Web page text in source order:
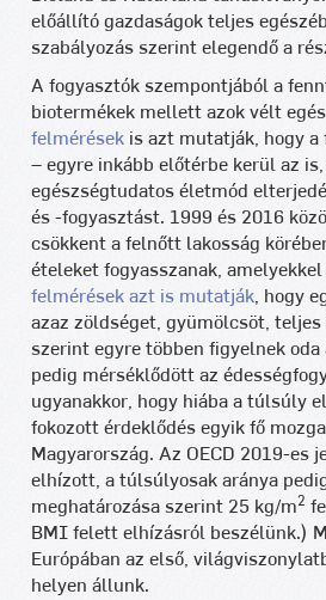
előállító gazdaságok teljes
szabályozás szerint elegendő a
A fogyasztók szempontjából a
biotermékek mellett azok vélt
felmérések is azt mutatják, hogy
– egyre inkább előtérbe kerül az
egészségtudatos életmód
és -fogyasztást. 1999 és 2016
csökkent a felnőtt lakosság
ételeket fogyasszanak,
felmérések azt is mutatják , hogy
azaz zöldséget, gyümölcsöt,
szerint egyre többen figyelnek
pedig mérséklődött az
ugyanakkor, hogy hiába a túlsúly
fokozott érdeklődés egyik fő
Magyarország. Az OECD 2019-es
elhízott, a túlsúlyosak aránya
meghatározása szerint 25 kg/m2
BMI felett elhízásról beszélünk.)
Európában az első,
helyen állunk.